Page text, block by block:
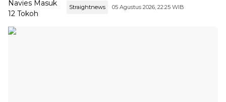
Straightnews 05 Agustus 2026, 22:25 WIB